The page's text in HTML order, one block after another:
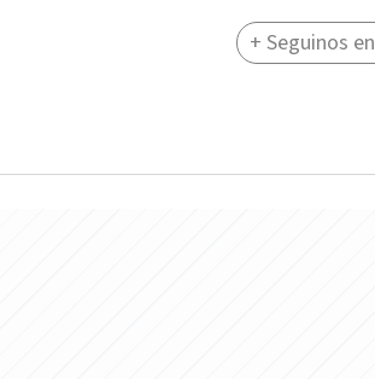
+ Seguinos en